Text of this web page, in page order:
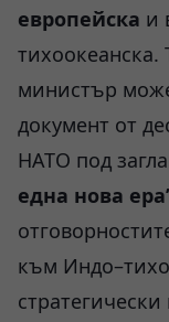
европейска и
министър
документ от
НАТО под
една нова
към